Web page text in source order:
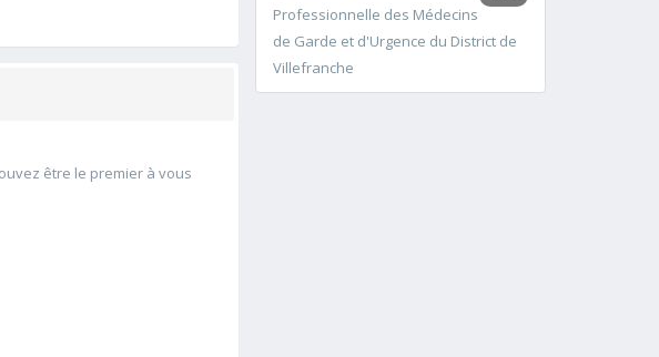
être le premier à vous
Professionnelle des Médecins
de Garde et d'Urgence du District de
Villefranche